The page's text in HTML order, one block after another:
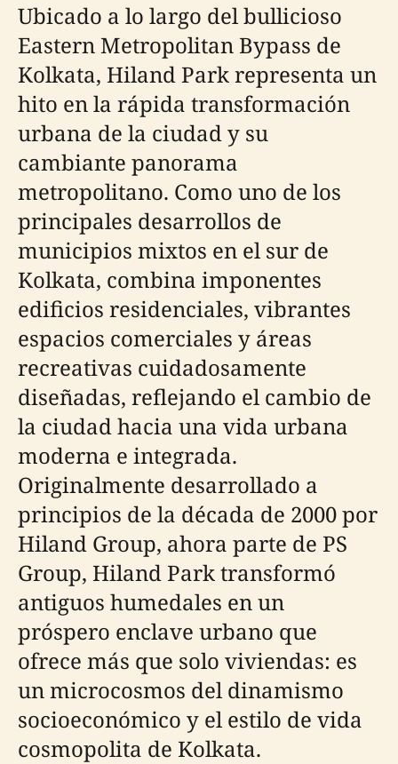
Ubicado a lo largo del bullicioso
Eastern Metropolitan Bypass de
Kolkata, Hiland Park representa un
hito en la rápida transformación
urbana de la ciudad y su
cambiante panorama
metropolitano. Como uno de los
principales desarrollos de
municipios mixtos en el sur de
Kolkata, combina imponentes
edificios residenciales, vibrantes
espacios comerciales y áreas
recreativas cuidadosamente
diseñadas, reflejando el cambio de
la ciudad hacia una vida urbana
moderna e integrada.
Originalmente desarrollado a
principios de la década de 2000 por
Hiland Group, ahora parte de PS
Group, Hiland Park transformó
antiguos humedales en un
próspero enclave urbano que
ofrece más que solo viviendas: es
un microcosmos del dinamismo
socioeconómico y el estilo de vida
cosmopolita de Kolkata.